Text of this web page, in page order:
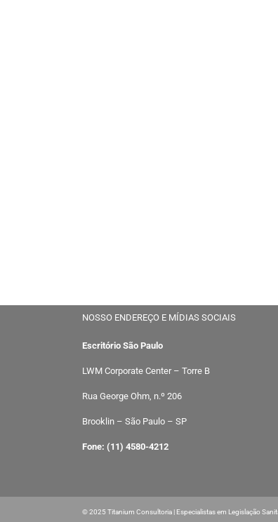
NOSSO ENDEREÇO E MÍDIAS SOCIAIS
Escritório São Paulo
LWM Corporate Center – Torre B
Rua George Ohm, n.º 206
Brooklin – São Paulo – SP
Fone: (11) 4580-4212
© 2025 Titanium Consultoria | Especialistas em Legislação